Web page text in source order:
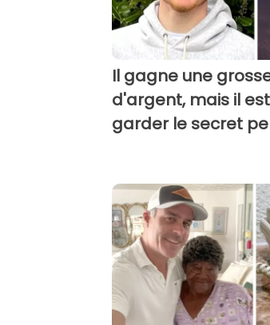
Il gagne une
d'argent, mais il
garder le secret